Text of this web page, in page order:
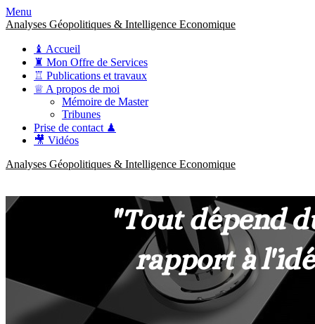
Menu
Analyses Géopolitiques & Intelligence Economique
♝ Accueil
♜ Mon Offre de Services
♖ Publications et travaux
♕ A propos de moi
Mémoire de Master
Tribunes
Prise de contact ♟
🎥 Vidéos
Analyses Géopolitiques & Intelligence Economique